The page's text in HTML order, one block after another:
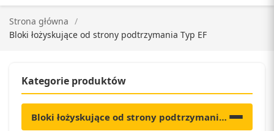
Strona główna
Bloki łożyskujące od strony podtrzymania Typ EF
Kategorie produktów
Bloki łożyskujące od strony podtrzymania Typ EF